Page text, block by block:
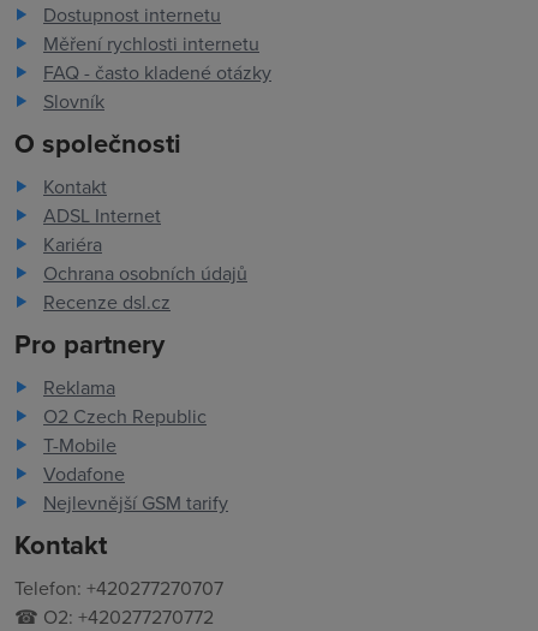
Dostupnost internetu
Měření rychlosti internetu
FAQ - často kladené otázky
Slovník
O společnosti
Kontakt
ADSL Internet
Kariéra
Ochrana osobních údajů
Recenze dsl.cz
Pro partnery
Reklama
O2 Czech Republic
T-Mobile
Vodafone
Nejlevnější GSM tarify
Kontakt
Telefon: +420277270707
☎ O2: +420277270772